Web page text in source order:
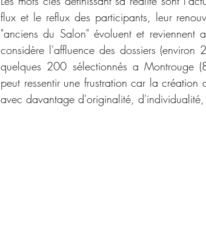
flux et le reflux des participants, leur
"anciens du Salon" évoluent et
considère l'affluence des dossiers
quelques 200 sélectionnés a Montrouge
peut ressentir une frustration car la
avec davantage d'originalité,